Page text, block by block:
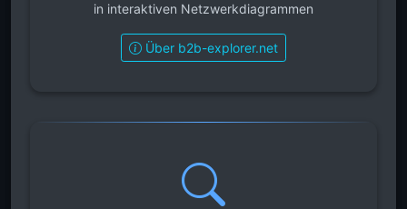
in interaktiven Netzwerkdiagrammen
Über b2b-explorer.net